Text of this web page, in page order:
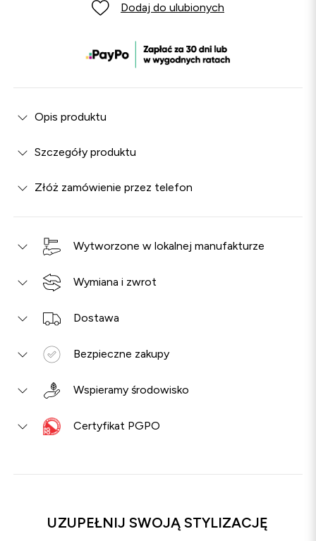
Dodaj do ulubionych
Opis produktu
Szczegóły produktu
Złóż zamówienie przez telefon
Wytworzone w lokalnej manufakturze
Wymiana i zwrot
Dostawa
Bezpieczne zakupy
Wspieramy środowisko
Certyfikat PGPO
UZUPEŁNIJ SWOJĄ STYLIZACJĘ